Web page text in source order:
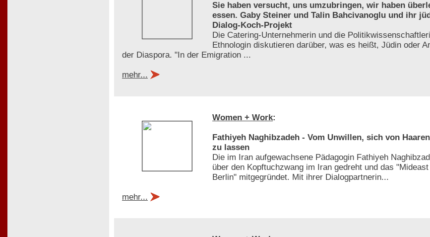
Sie haben versucht, uns umzubringen, wir haben
essen. Gaby Steiner und Talin Bahcivanoglu und ihr
Dialog-Koch-Projekt
Die Catering-Unternehmerin und die
Ethnologin diskutieren darüber, was es heißt, Jüdin oder
der Diaspora. "In der Emigration ...
mehr...
Women + Work:
Fathiyeh Naghibzadeh - Vom Unwillen, sich von
zu lassen
Die im Iran aufgewachsene Pädagogin Fathiyeh
über den Kopftuchzwang im Iran gedreht und das
Berlin" mitgegründet. Mit ihrer Dialogpartnerin...
mehr...